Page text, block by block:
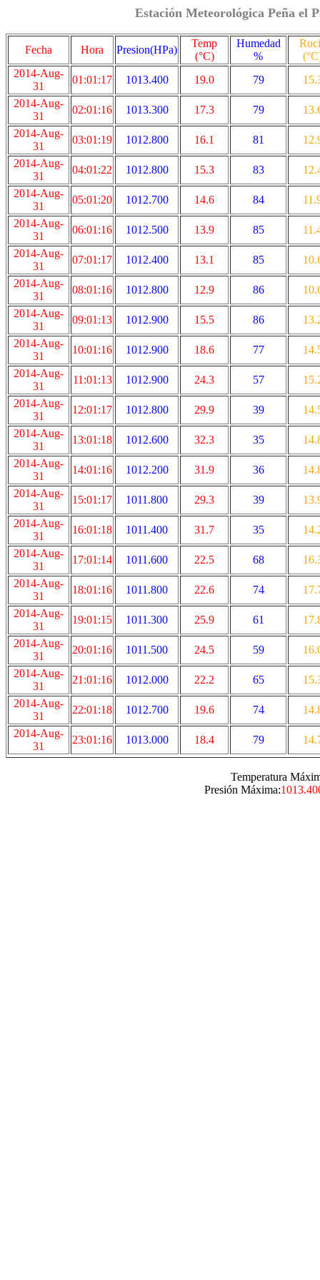
Estación Meteorológica Peña el
Fecha Hora Presion(HPa)
Temp
(°C)
Humedad
%
2014-Aug-
31
01:01:17 1013.400 19.0 79
2014-Aug-
31
02:01:16 1013.300 17.3 79
2014-Aug-
31
03:01:19 1012.800 16.1 81
2014-Aug-
31
04:01:22 1012.800 15.3 83
2014-Aug-
31
05:01:20 1012.700 14.6 84
2014-Aug-
31
06:01:16 1012.500 13.9 85
2014-Aug-
31
07:01:17 1012.400 13.1 85
2014-Aug-
31
08:01:16 1012.800 12.9 86
2014-Aug-
31
09:01:13 1012.900 15.5 86
2014-Aug-
31
10:01:16 1012.900 18.6 77
2014-Aug-
31
11:01:13 1012.900 24.3 57
2014-Aug-
31
12:01:17 1012.800 29.9 39
2014-Aug-
31
13:01:18 1012.600 32.3 35
2014-Aug-
31
14:01:16 1012.200 31.9 36
2014-Aug-
31
15:01:17 1011.800 29.3 39
2014-Aug-
31
16:01:18 1011.400 31.7 35
2014-Aug-
31
17:01:14 1011.600 22.5 68
2014-Aug-
31
18:01:16 1011.800 22.6 74
2014-Aug-
31
19:01:15 1011.300 25.9 61
2014-Aug-
31
20:01:16 1011.500 24.5 59
2014-Aug-
31
21:01:16 1012.000 22.2 65
2014-Aug-
31
22:01:18 1012.700 19.6 74
2014-Aug-
31
23:01:16 1013.000 18.4 79
Temperatura
Presión Máxima: